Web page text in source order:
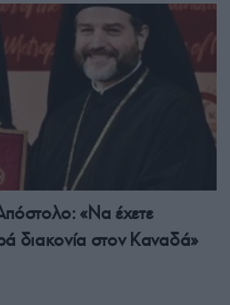
«Να έχετε
διακονία στον Καναδά»